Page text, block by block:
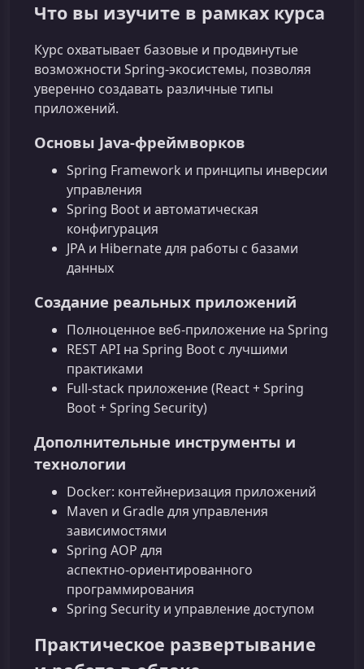
Что вы изучите в рамках курса
Курс охватывает базовые и продвинутые
возможности Spring‑экосистемы, позволяя
уверенно создавать различные типы
приложений.
Основы Java‑фреймворков
Spring Framework и принципы инверсии
управления
Spring Boot и автоматическая
конфигурация
JPA и Hibernate для работы с базами
данных
Создание реальных приложений
Полноценное веб-приложение на Spring
REST API на Spring Boot с лучшими
практиками
Full‑stack приложение (React + Spring
Boot + Spring Security)
Дополнительные инструменты и
технологии
Docker: контейнеризация приложений
Maven и Gradle для управления
зависимостями
Spring AOP для
аспектно‑ориентированного
программирования
Spring Security и управление доступом
Практическое развертывание